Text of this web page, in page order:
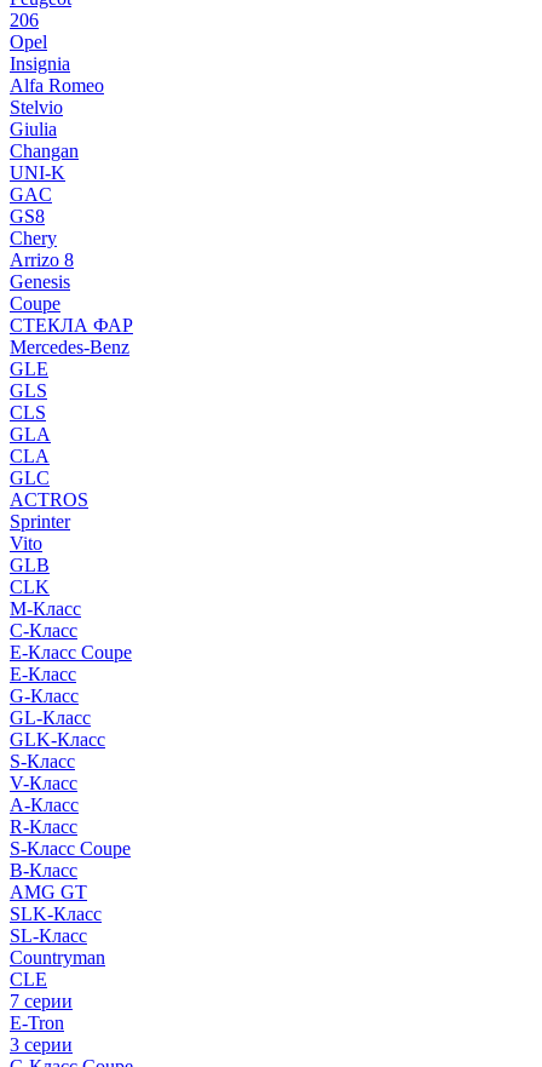
206
Opel
Insignia
Alfa Romeo
Stelvio
Giulia
Changan
UNI-K
GAC
GS8
Chery
Arrizo 8
Genesis
Coupe
СТЕКЛА ФАР
Mercedes-Benz
GLE
GLS
CLS
GLA
CLA
GLC
ACTROS
Sprinter
Vito
GLB
CLK
M-Класс
C-Класс
E-Класс Coupe
E-Класс
G-Класс
GL-Класс
GLK-Класс
S-Класс
V-Класс
A-Класс
R-Класс
S-Класс Сoupe
B-Класс
AMG GT
SLK-Класс
SL-Класс
Countryman
CLE
7 серии
E-Tron
3 серии